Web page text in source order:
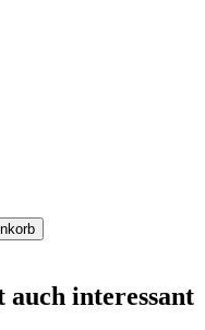
auch interessant